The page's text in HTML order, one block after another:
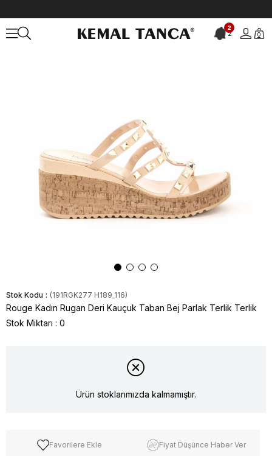
2
2 0
Stok Kodu (191RGK277 H189_116)
Rouge Kadın Rugan Deri Kauçuk Taban Bej Parlak Terlik Terlik
Stok Miktarı : 0
Ürün stoklarımızda kalmamıştır.
Favorilere Ekle Fiyat Düşünce Haber Ver